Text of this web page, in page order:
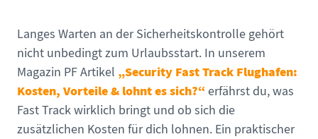
Langes Warten an der Sicherheitskontrolle gehört
nicht unbedingt zum Urlaubsstart. In unserem
Magazin PF Artikel „Security Fast Track Flughafen:
Kosten, Vorteile & lohnt es sich?“ erfährst du, was
Fast Track wirklich bringt und ob sich die
zusätzlichen Kosten für dich lohnen. Ein praktischer